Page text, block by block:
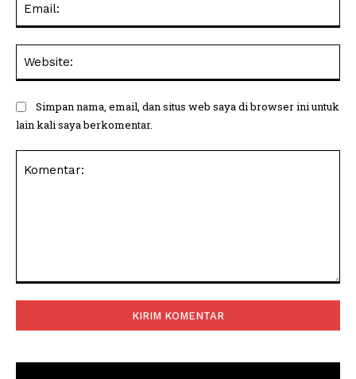
Simpan nama, email, dan situs web saya di browser ini untuk
lain kali saya berkomentar.